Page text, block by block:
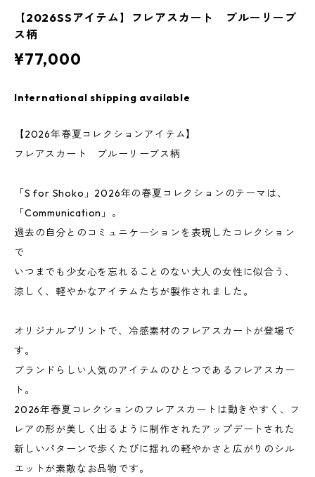
【2026SSアイテム】フレアスカート ブルーリーブ
ス柄
¥77,000
International shipping available
【2026年春夏コレクションアイテム】
フレアスカート ブルーリーブス柄
「S for Shoko」2026年の春夏コレクションのテーマは、
「Communication」。
過去の自分とのコミュニケーションを表現したコレクション
で
いつまでも少女心を忘れることのない大人の女性に似合う、
涼しく、軽やかなアイテムたちが製作されました。
オリジナルプリントで、冷感素材のフレアスカートが登場で
す。
ブランドらしい人気のアイテムのひとつであるフレアスカー
ト。
2026年春夏コレクションのフレアスカートは動きやすく、フ
レアの形が美しく出るように制作されたアップデートされた
新しいパターンで歩くたびに揺れの軽やかさと広がりのシル
エットが素敵なお品物です。